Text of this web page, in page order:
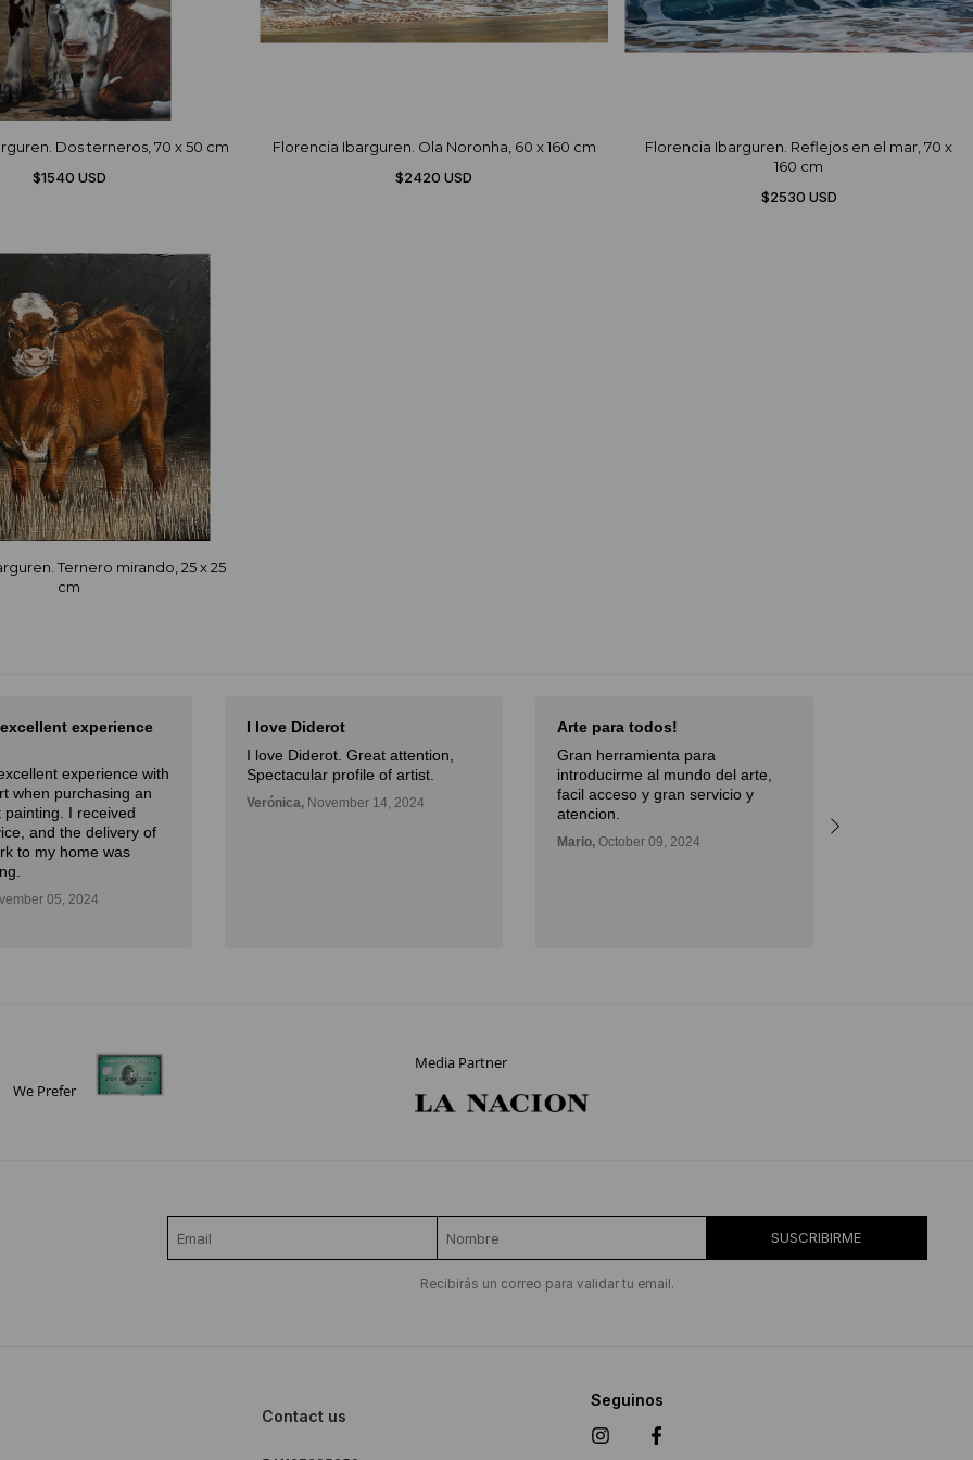
Dos terneros, 70 x 50 cm
$1540 USD
Florencia Ibarguren. Ola Noronha, 60 x 160 cm
$2420 USD
Florencia Ibarguren. Reflejos en el mar, 70 x
160 cm
$2530 USD
Ternero mirando, 25 x 25
cm
experience
experience with
when purchasing an
painting. I received
and the delivery of
to my home was
05, 2024
I love Diderot
I love Diderot. Great attention,
Spectacular profile of artist.
Verónica, November 14, 2024
Arte para todos!
Gran herramienta para
introducirme al mundo del arte,
facil acceso y gran servicio y
atencion.
Mario, October 09, 2024
We Prefer
Media Partner
SUSCRIBIRME
Recibirás un correo para validar tu email.
Contact us
Seguinos